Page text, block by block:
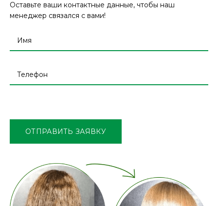
Оставьте ваши контактные данные, чтобы наш
менеджер связался с вами!
поле
пустым.
ОТПРАВИТЬ ЗАЯВКУ